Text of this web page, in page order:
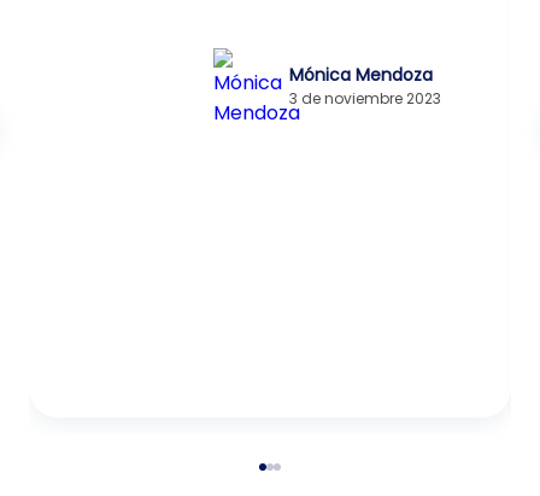
Mónica Mendoza
3 de noviembre 2023